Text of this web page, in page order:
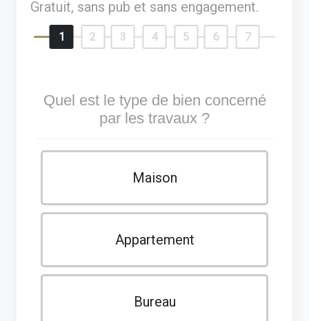
Gratuit, sans pub et sans engagement.
1 2 3 4 5 6 7
Quel est le type de bien concerné
par les travaux ?
Maison
Appartement
Bureau